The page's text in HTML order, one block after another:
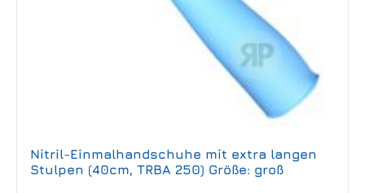
Nitril-Einmalhandschuhe mit extra langen
Stulpen (40cm, TRBA 250) Größe: groß